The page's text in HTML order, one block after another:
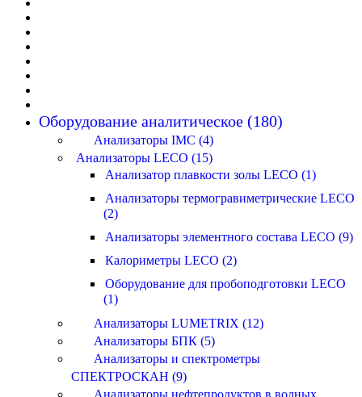
Оборудование аналитическое (180)
Анализаторы IMC (4)
Анализаторы LECO (15)
Анализатор плавкости золы LECO (1)
Анализаторы термогравиметрические LECO
(2)
Анализаторы элементного состава LECO (9)
Калориметры LECO (2)
Оборудование для пробоподготовки LECO
(1)
Анализаторы LUMETRIX (12)
Анализаторы БПК (5)
Анализаторы и спектрометры
СПЕКТРОСКАН (9)
Анализаторы нефтепродуктов в водных